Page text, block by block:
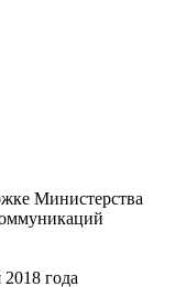
Министерства
года